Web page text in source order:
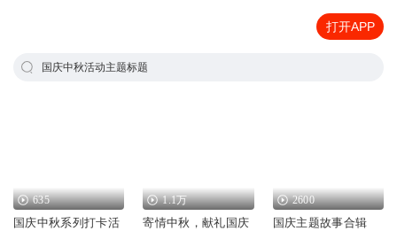
打开APP
国庆中秋活动主题标题
635
国庆中秋系列打卡活
1.1万
寄情中秋，献礼国庆
2600
国庆主题故事合辑